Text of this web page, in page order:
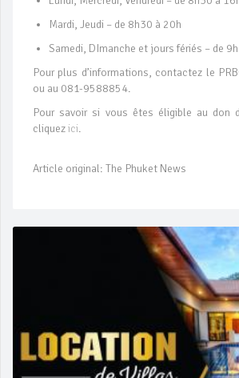
Mardi, Jeudi – de 8h30 à 20h
Samedi, DImanche et jours fériés – de
Pour plus d’informations, contactez le
ou au 081-9588854.
Pour savoir si vous êtes éligible au don
cliquezici.
Article original: The Phuket News